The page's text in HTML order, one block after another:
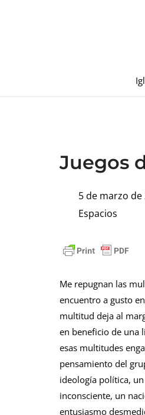
Juegos
5 de marzo de
Espacios
Me repugnan las
encuentro a gusto
multitud deja al
en beneficio de una
esas multitudes
pensamiento del
ideología política,
inconsciente, un
entusiasmo